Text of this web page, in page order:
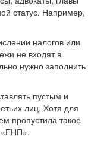
статус. Например,
налогов или
не входят в
нужно заполнить
пустым и
лиц. Хотя для
пропустила такое
«ЕНП».